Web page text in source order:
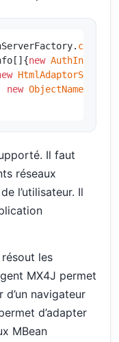
new AuthInfo
HtmlAdaptorServer
new ObjectName
Il faut
réseaux
l’utilisateur. Il
les
MX4J permet
d’un navigateur
d’adapter
MBean